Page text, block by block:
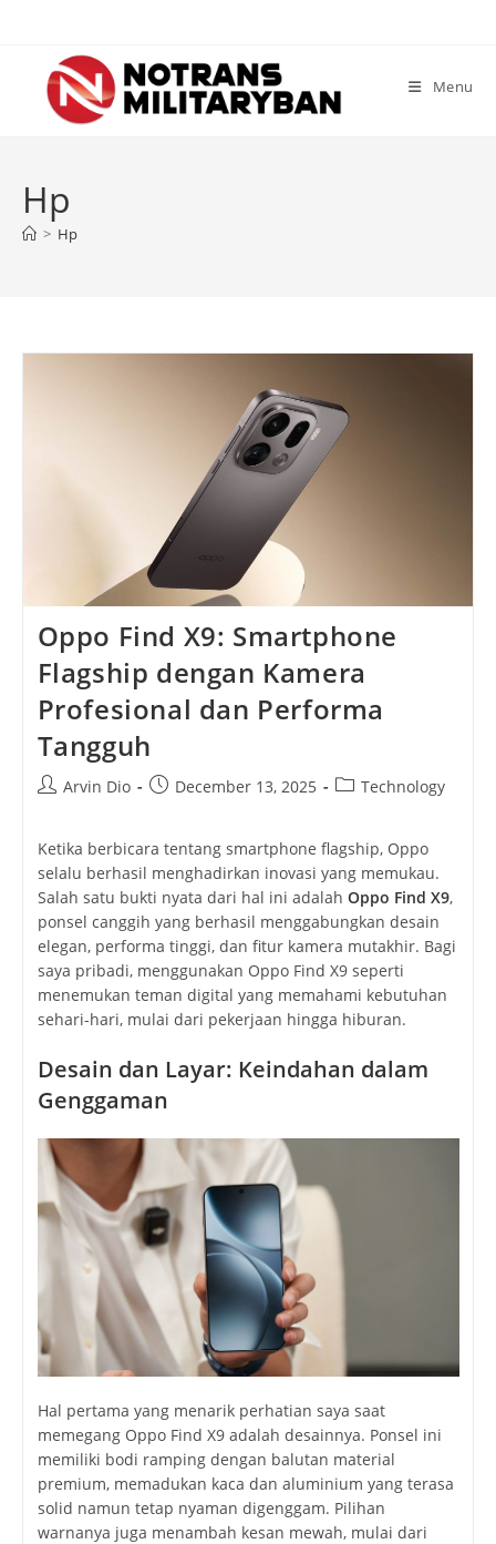
content
Menu
Hp
> Hp
Oppo Find X9: Smartphone
Flagship dengan Kamera
Profesional dan Performa
Tangguh
PostArvin Dio
PostDecember 13, 2025
PostTechnology
Ketika berbicara tentang smartphone flagship, Oppo
selalu berhasil menghadirkan inovasi yang memukau.
Salah satu bukti nyata dari hal ini adalah Oppo Find X9,
ponsel canggih yang berhasil menggabungkan desain
elegan, performa tinggi, dan fitur kamera mutakhir. Bagi
saya pribadi, menggunakan Oppo Find X9 seperti
menemukan teman digital yang memahami kebutuhan
sehari-hari, mulai dari pekerjaan hingga hiburan.
Desain dan Layar: Keindahan dalam
Genggaman
Hal pertama yang menarik perhatian saya saat
memegang Oppo Find X9 adalah desainnya. Ponsel ini
memiliki bodi ramping dengan balutan material
premium, memadukan kaca dan aluminium yang terasa
solid namun tetap nyaman digenggam. Pilihan
warnanya juga menambah kesan mewah, mulai dari